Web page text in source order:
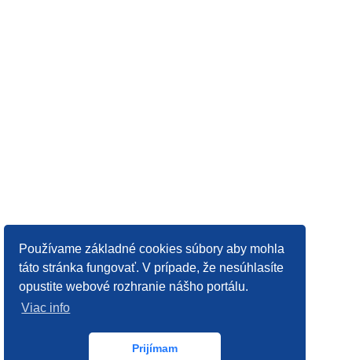
Používame základné cookies súbory aby mohla
táto stránka fungovať. V prípade, že nesúhlasíte
opustite webové rozhranie nášho portálu.
Viac info
Prijímam